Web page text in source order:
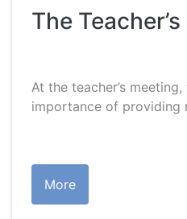
The
At the teacher’s
importance of providing
More